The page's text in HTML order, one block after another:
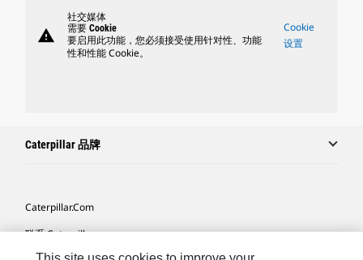
warning
社交媒体
需要 Cookie
要启用此功能，您必须接受使用针对性、功能
性和性能 Cookie。
Cookie
设置
Caterpillar 品牌
Caterpillar.com
联系 Caterpillar